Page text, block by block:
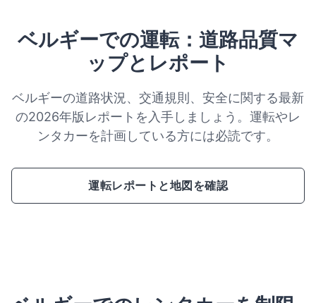
ベルギーでの運転：道路品質マ
ップとレポート
ベルギーの道路状況、交通規則、安全に関する最新
の2026年版レポートを入手しましょう。運転やレ
ンタカーを計画している方には必読です。
運転レポートと地図を確認